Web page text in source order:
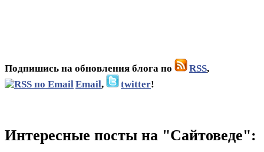
Подпишись на обновления блога по RSS,
Email, twitter!
Интересные посты на "Сайтоведе":